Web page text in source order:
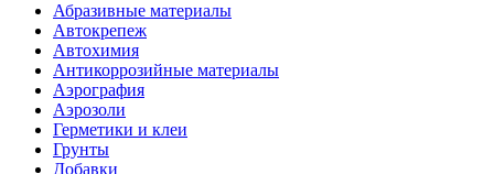
Абразивные материалы
Автокрепеж
Автохимия
Антикоррозийные материалы
Аэрография
Аэрозоли
Герметики и клеи
Грунты
Добавки